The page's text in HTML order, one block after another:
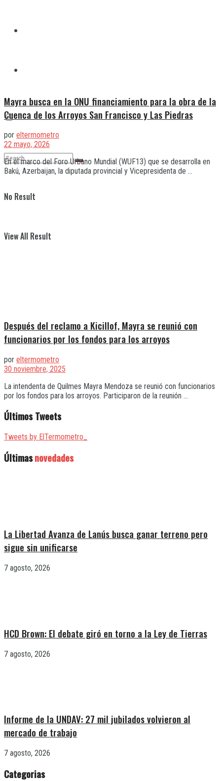
No Result
View All Result
Mayra busca en la ONU financiamiento para la obra de la
Cuenca de los Arroyos San Francisco y Las Piedras
por eltermometro
22 mayo, 2026
En el marco del Foro Urbano Mundial (WUF13) que se desarrolla en
Bakú, Azerbaijan, la diputada provincial y Vicepresidenta de ...
Después del reclamo a Kicillof, Mayra se reunió con
funcionarios por los fondos para los arroyos
por eltermometro
30 noviembre, 2025
La intendenta de Quilmes Mayra Mendoza se reunió con funcionarios
por los fondos para los arroyos. Participaron de la reunión ...
Últimos Tweets
Tweets by ElTermometro_
Últimasnovedades
La Libertad Avanza de Lanús busca ganar terreno pero
sigue sin unificarse
7 agosto, 2026
HCD Brown: El debate giró en torno a la Ley de Tierras
7 agosto, 2026
Informe de la UNDAV: 27 mil jubilados volvieron al
mercado de trabajo
7 agosto, 2026
Categorias